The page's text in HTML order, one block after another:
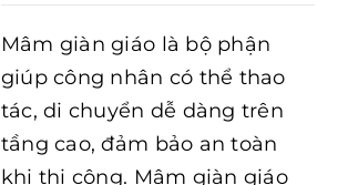
Mâm giàn giáo là bộ phận
giúp công nhân có thể thao
tác, di chuyển dễ dàng trên
tầng cao, đảm bảo an toàn
khi thi công. Mâm giàn giáo